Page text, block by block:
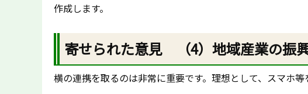
作成します。
寄せられた意見 （4）地域産業の振
横の連携を取るのは非常に重要です。理想として、スマホ